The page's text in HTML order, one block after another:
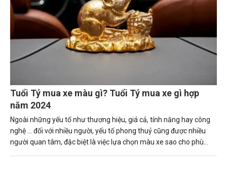
Tuổi Tý mua xe màu gì? Tuổi Tý mua xe gì hợp
năm 2024
Ngoài những yếu tố như thương hiệu, giá cả, tính năng hay công
nghệ … đối với nhiều người, yếu tố phong thuỷ cũng được nhiều
người quan tâm, đặc biệt là việc lựa chọn màu xe sao cho phù